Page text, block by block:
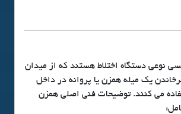
نوعی دستگاه اختلاط هستند که از میدان
یک میله همزن یا پروانه در داخل
می کنند. توضیحات فنی اصلی همزن